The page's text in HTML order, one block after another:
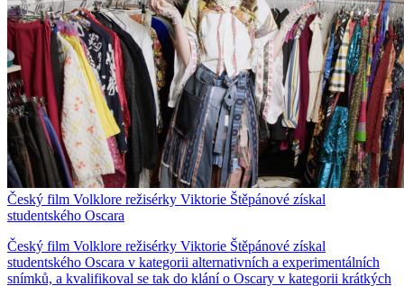
Český film Volklore režisérky Viktorie Štěpánové získal
studentského Oscara
Český film Volklore režisérky Viktorie Štěpánové získal
studentského Oscara v kategorii alternativních a experimentálních
snímků, a kvalifikoval se tak do klání o Oscary v kategorii krátkých